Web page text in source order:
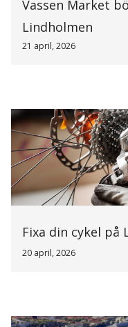
Vassen Market
Lindholmen
21 april, 2026
Fixa din cykel på
20 april, 2026